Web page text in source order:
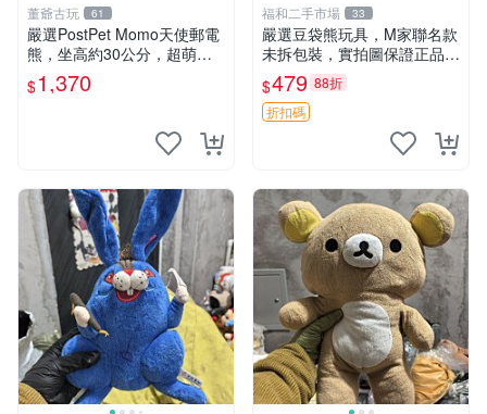
董爺古玩 61
嚴選PostPet Momo天使郵電
熊，坐高約30公分，超萌可
愛收藏首選 天使郵電熊 Mom
o熊 玩具
$1,370
福和二手市場 33
嚴選豆袋熊玩具，M家聯名款
未拆包裝，實拍圖保證正品
豆袋玩具 嚴選 M家 豆袋熊
$479 88折
折扣碼